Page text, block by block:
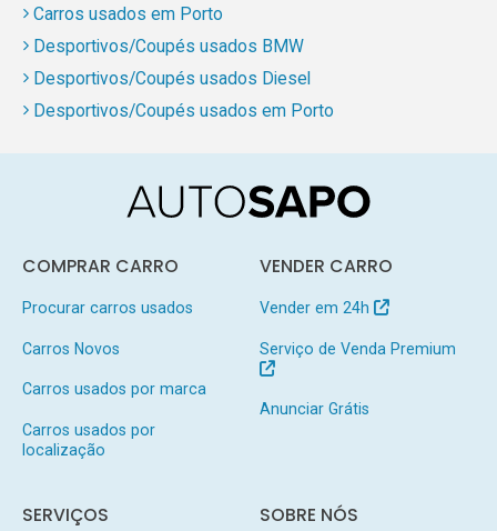
Carros usados em Porto
Desportivos/Coupés usados BMW
Desportivos/Coupés usados Diesel
Desportivos/Coupés usados em Porto
COMPRAR CARRO
Procurar carros usados
Carros Novos
Carros usados por marca
Carros usados por
localização
VENDER CARRO
Vender em 24h
Serviço de Venda Premium
Anunciar Grátis
SERVIÇOS SOBRE NÓS